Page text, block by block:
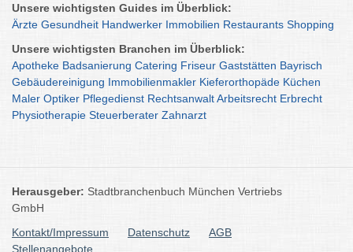
Unsere wichtigsten Guides im Überblick:
Ärzte Gesundheit Handwerker Immobilien Restaurants Shopping
Unsere wichtigsten Branchen im Überblick:
Apotheke Badsanierung Catering Friseur Gaststätten Bayrisch
Gebäudereinigung Immobilienmakler Kieferorthopäde Küchen
Maler Optiker Pflegedienst RechtsanwaltArbeitsrecht Erbrecht
Physiotherapie Steuerberater Zahnarzt
Herausgeber: Stadtbranchenbuch München Vertriebs
GmbH
Kontakt/Impressum
Datenschutz
AGB
Stellenangebote